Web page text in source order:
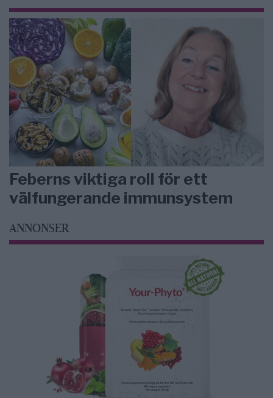
Feberns viktiga roll för ett
välfungerande immunsystem
ANNONSER